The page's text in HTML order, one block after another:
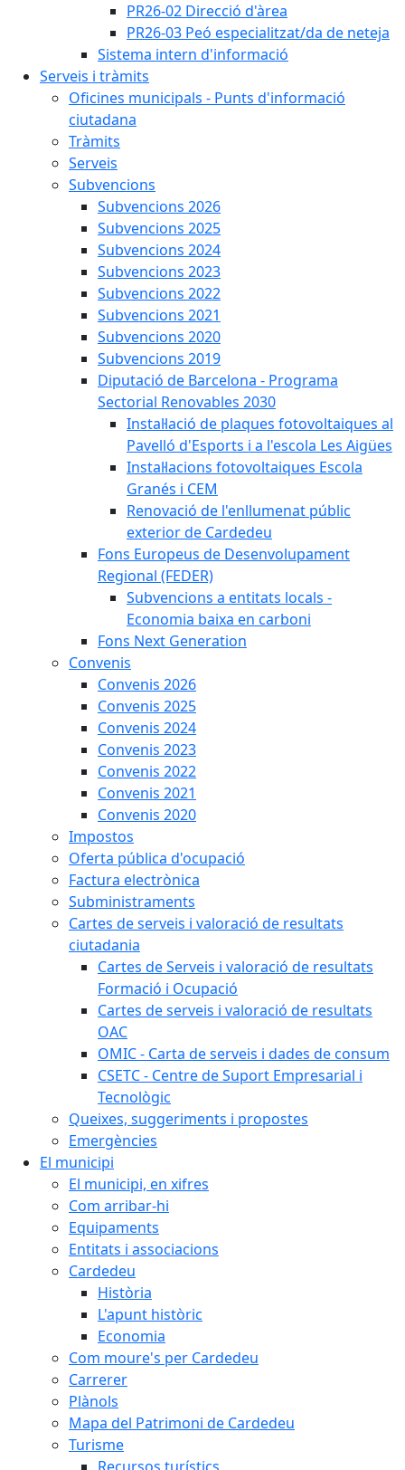
PR26-02 Direcció d'àrea
PR26-03 Peó especialitzat/da de neteja
Sistema intern d'informació
Serveis i tràmits
Oficines municipals - Punts d'informació
ciutadana
Tràmits
Serveis
Subvencions
Subvencions 2026
Subvencions 2025
Subvencions 2024
Subvencions 2023
Subvencions 2022
Subvencions 2021
Subvencions 2020
Subvencions 2019
Diputació de Barcelona - Programa
Sectorial Renovables 2030
Instal·lació de plaques fotovoltaiques al
Pavelló d'Esports i a l'escola Les Aigües
Instal·lacions fotovoltaiques Escola
Granés i CEM
Renovació de l'enllumenat públic
exterior de Cardedeu
Fons Europeus de Desenvolupament
Regional (FEDER)
Subvencions a entitats locals -
Economia baixa en carboni
Fons Next Generation
Convenis
Convenis 2026
Convenis 2025
Convenis 2024
Convenis 2023
Convenis 2022
Convenis 2021
Convenis 2020
Impostos
Oferta pública d'ocupació
Factura electrònica
Subministraments
Cartes de serveis i valoració de resultats
ciutadania
Cartes de Serveis i valoració de resultats
Formació i Ocupació
Cartes de serveis i valoració de resultats
OAC
OMIC - Carta de serveis i dades de consum
CSETC - Centre de Suport Empresarial i
Tecnològic
Queixes, suggeriments i propostes
Emergències
El municipi
El municipi, en xifres
Com arribar-hi
Equipaments
Entitats i associacions
Cardedeu
Història
L'apunt històric
Economia
Com moure's per Cardedeu
Carrerer
Plànols
Mapa del Patrimoni de Cardedeu
Turisme